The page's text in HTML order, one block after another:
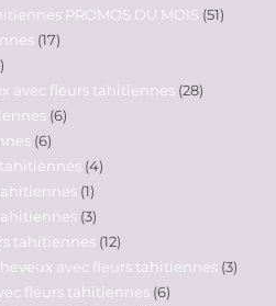
PROMOS DU MOIS 51
17
avec fleurs tahitiennes 28
6
6
4
1
3
tahitiennes 12
avec fleurs tahitiennes 3
fleurs tahitiennes 6